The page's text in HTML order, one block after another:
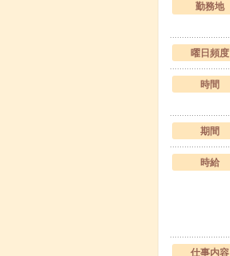
勤務地
曜日頻度
時間
期間
時給
仕事内容